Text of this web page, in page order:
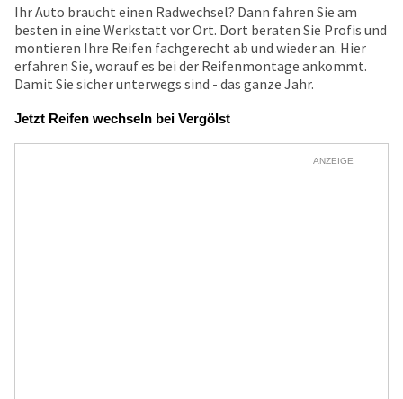
Ihr Auto braucht einen Radwechsel? Dann fahren Sie am
besten in eine Werkstatt vor Ort. Dort beraten Sie Profis und
montieren Ihre Reifen fachgerecht ab und wieder an. Hier
erfahren Sie, worauf es bei der Reifenmontage ankommt.
Damit Sie sicher unterwegs sind - das ganze Jahr.
Jetzt Reifen wechseln bei Vergölst
ANZEIGE